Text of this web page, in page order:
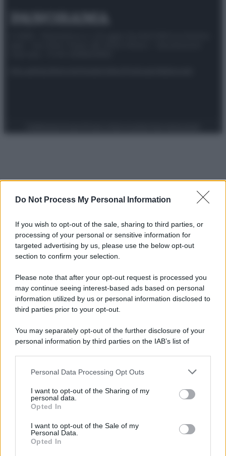
Do Not Process My Personal Information
If you wish to opt-out of the sale, sharing to third parties, or
processing of your personal or sensitive information for
targeted advertising by us, please use the below opt-out
section to confirm your selection.
Please note that after your opt-out request is processed you
may continue seeing interest-based ads based on personal
information utilized by us or personal information disclosed to
third parties prior to your opt-out.
You may separately opt-out of the further disclosure of your
personal information by third parties on the IAB’s list of
This information may also be disclosed by us to third parties
disclose it to other third parties.
Please note that this website/app uses one or more Google
services and may gather and store information including but
not limited to your visit or usage behaviour. You may click to
grant or deny consent to Google and its third-party tags to
Personal Data Processing Opt Outs
I want to opt-out of the Sharing of my
personal data.
Opted In
I want to opt-out of the Sale of my
Personal Data.
Opted In